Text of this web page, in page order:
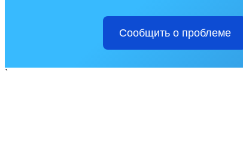
Сообщить о проблеме
`